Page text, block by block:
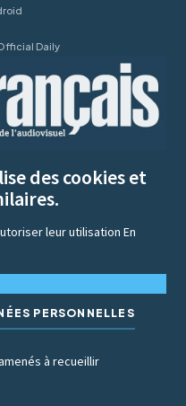
Daily
des cookies et
leur utilisationEn
PERSONNELLES
à recueillir